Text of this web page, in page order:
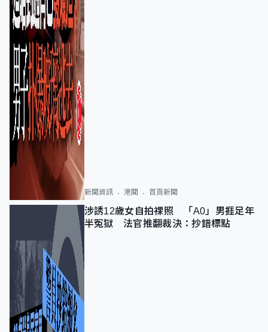
新聞資訊 港聞 首頁新聞
涉誘12歲女自拍祼照 「A0」男捱足年
半冤獄 法官推翻裁決：抄錯標點